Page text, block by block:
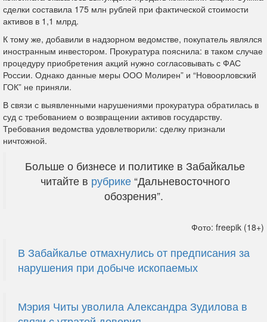
сделки составила 175 млн рублей при фактической стоимости
активов в 1,1 млрд.
К тому же, добавили в надзорном ведомстве, покупатель являлся
иностранным инвестором. Прокуратура пояснила: в таком случае
процедуру приобретения акций нужно согласовывать с ФАС
России. Однако данные меры ООО Молирен” и “Новоорловский
ГОК” не приняли.
В связи с выявленными нарушениями прокуратура обратилась в
суд с требованием о возвращении активов государству.
Требования ведомства удовлетворили: сделку признали
ничтожной.
Больше о бизнесе и политике в Забайкалье
читайте в рубрике“Дальневосточного
обозрения”.
Фото: freepik (18+)
В Забайкалье отмахнулись от предписания за
нарушения при добыче ископаемых
Мэрия Читы уволила Александра Зудилова в